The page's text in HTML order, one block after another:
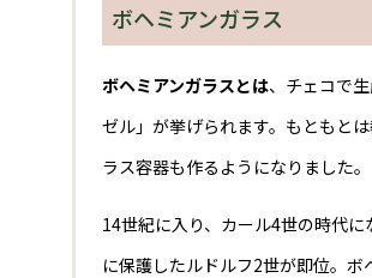
ボヘミアンガラス
ボヘミアンガラスとは、チェコで
ゼル」が挙げられます。もともと
ラス容器も作るようになりました。
14世紀に入り、カール4世の時代
に保護したルドルフ2世が即位。ボ